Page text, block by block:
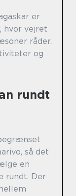
er
hvor vejret
råder.
og
rundt
så det
en
rundt. Der